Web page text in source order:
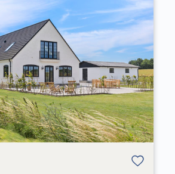
Bolig er gemt
under dine